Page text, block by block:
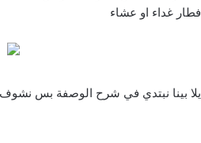
فطار غداء او عشاء
يلا بينا نبتدي في شرح الوصفة بس نشوف